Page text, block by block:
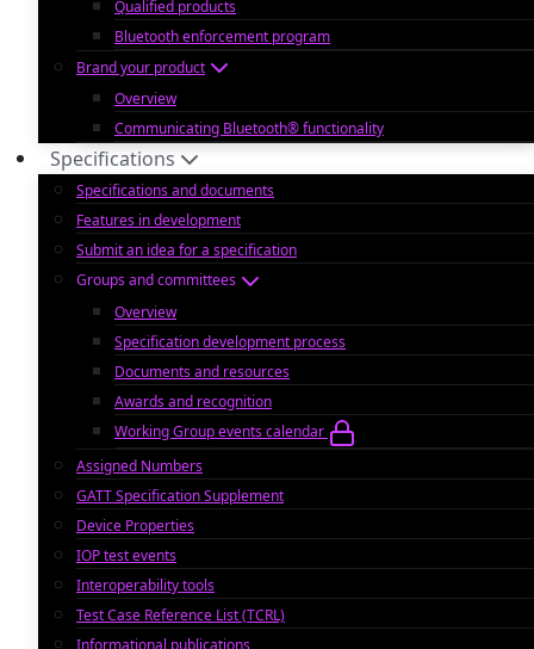
Qualified products
Bluetooth enforcement program
Brand your product
Overview
Communicating Bluetooth® functionality
Specifications
Specifications and documents
Features in development
Submit an idea for a specification
Groups and committees
Overview
Specification development process
Documents and resources
Awards and recognition
Working Group events calendar
Assigned Numbers
GATT Specification Supplement
Device Properties
IOP test events
Interoperability tools
Test Case Reference List (TCRL)
Informational publications